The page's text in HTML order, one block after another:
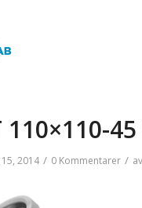
110×110-
2014 / 0 Kommentarer / av